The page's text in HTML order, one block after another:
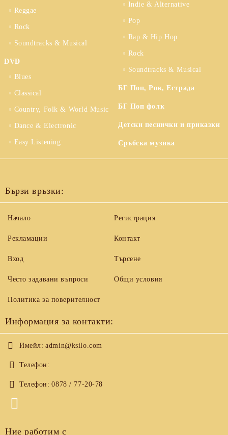
Reggae
Rock
Soundtracks & Musical
DVD
Blues
Classical
Country, Folk & World Music
Dance & Electronic
Easy Listening
Indie & Alternative
Pop
Rap & Hip Hop
Rock
Soundtracks & Musical
БГ Поп, Рок, Естрада
БГ Поп фолк
Детски песнички и приказки
Сръбска музика
Бързи връзки:
Начало
Рекламации
Вход
Често задавани въпроси
Регистрация
Контакт
Търсене
Общи условия
Политика за поверителност
Информация за контакти:
Имейл: admin@ksilo.com
Телефон:
Телефон: 0878 / 77-20-78
Ние работим с